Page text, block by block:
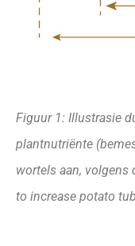
Figuur 1: Illustrasie
plantnutriënte
wortels aan, volgens
to increase potato